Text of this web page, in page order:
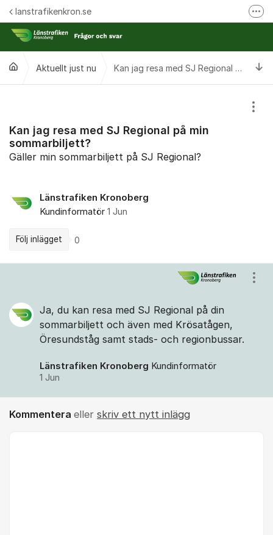
Hoppa till innehåll
lanstrafikenkron.se
Länstrafiken Kronobergs webbplats
Aktuellt just nu Kan jag resa med SJ Regional på min sommarbiljett?
Kan jag resa med SJ Regional på min
sommarbiljett?
Gäller min sommarbiljett på SJ Regional?
Länstrafiken Kronoberg
Kundinformatör 1 Jun
Följ inlägget 0
Ja, du kan resa med SJ Regional på din
sommarbiljett och även med Krösatågen,
Öresundståg samt stads- och regionbussar.
Länstrafiken Kronoberg Kundinformatör
1 Jun
Kommentera eller skriv ett nytt inlägg